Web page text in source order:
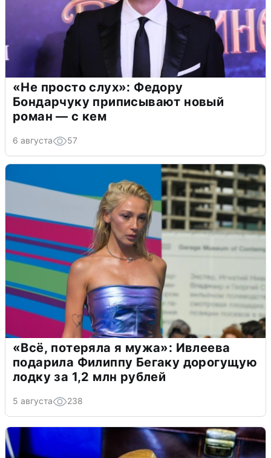
«Не просто слух»: Федору
Бондарчуку приписывают новый
роман — с кем
6 августа 57
«Всё, потеряла я мужа»: Ивлеева
подарила Филиппу Бегаку дорогущую
лодку за 1,2 млн рублей
5 августа 238